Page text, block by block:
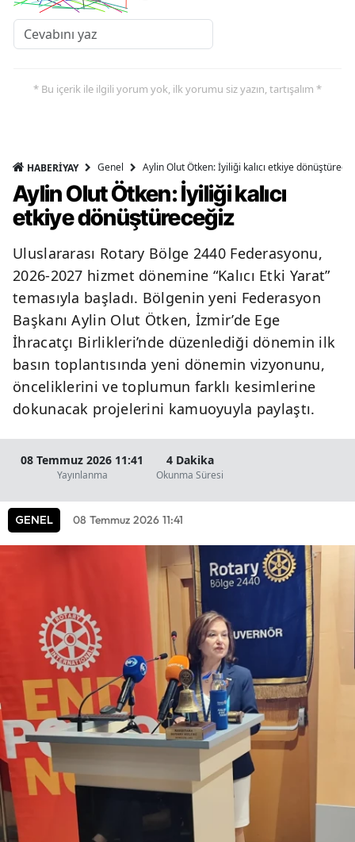
* Bu içerik ile ilgili yorum yok, ilk yorumu siz yazın, tartışalım *
HABERİYAY Genel Aylin Olut Ötken: İyiliği kalıcı etkiye
Aylin Olut Ötken: İyiliği kalıcı
etkiye dönüştüreceğiz
Uluslararası Rotary Bölge 2440 Federasyonu,
2026-2027 hizmet dönemine “Kalıcı Etki Yarat”
temasıyla başladı. Bölgenin yeni Federasyon
Başkanı Aylin Olut Ötken, İzmir’de Ege
İhracatçı Birlikleri’nde düzenlediği dönemin ilk
basın toplantısında yeni dönemin vizyonunu,
önceliklerini ve toplumun farklı kesimlerine
dokunacak projelerini kamuoyuyla paylaştı.
08 Temmuz 2026 11:41
Yayınlanma
4 Dakika
Okunma Süresi
GENEL 08 Temmuz 2026 11:41